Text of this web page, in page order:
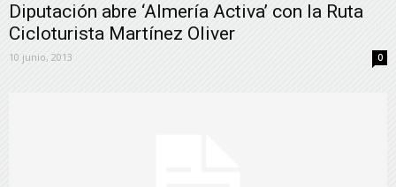
Diputación abre ‘Almería Activa’ con la Ruta
Cicloturista Martínez Oliver
10 junio, 2013 0